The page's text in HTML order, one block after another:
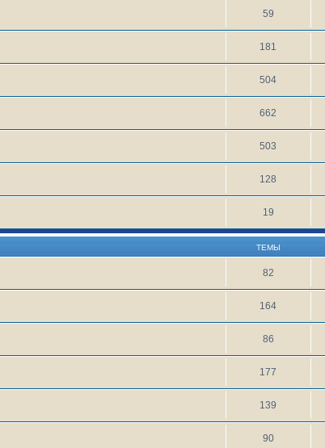
59
181
504
662
503
128
19
ТЕМЫ
82
164
86
177
139
90